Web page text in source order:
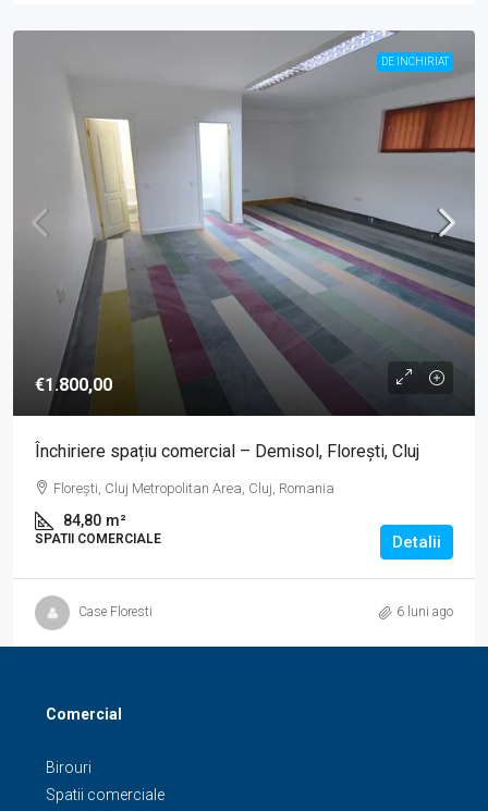
DE INCHIRIAT
€1.800,00
Închiriere spațiu comercial – Demisol, Florești, Cluj
Florești, Cluj Metropolitan Area, Cluj, Romania
84,80 m²
SPATII COMERCIALE Detalii
Case Floresti 6 luni ago
Comercial
Birouri
Spatii comerciale